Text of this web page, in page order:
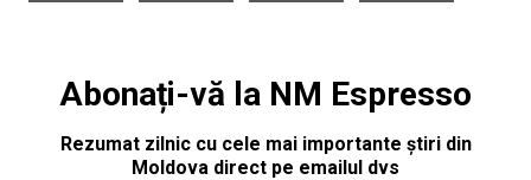
Abonați-vă la NM Espresso
Rezumat zilnic cu cele mai importante știri din
Moldova direct pe emailul dvs